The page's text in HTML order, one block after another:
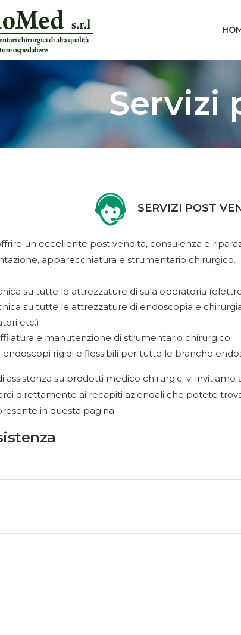
Servizi
SERVIZI POST
un eccellente post vendita, consulenza e
apparecchiatura e strumentario chirurgico.
su tutte le attrezzature di sala operatoria
su tutte le attrezzature di endoscopia e
etc.)
e manutenzione di strumentario chirurgico
endoscopi rigidi e flessibili per tutte le branche
assistenza su prodotti medico chirurgici vi
direttamente ai recapiti aziendali che potete
in questa pagina.